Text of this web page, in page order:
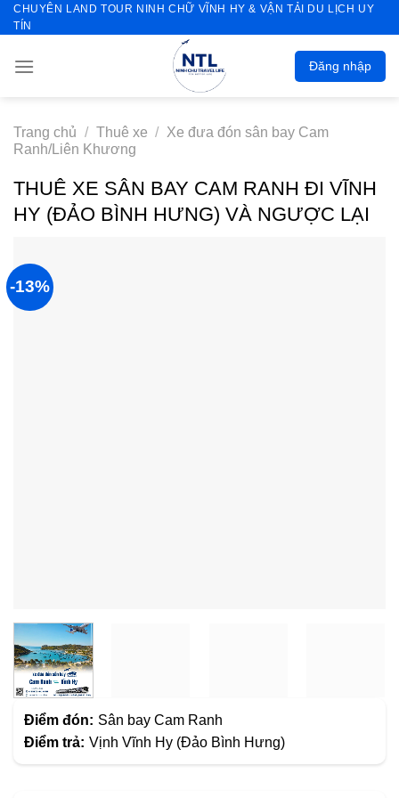
Skip
to
CHUYÊN LAND TOUR NINH CHỮ VĨNH HY & VẬN TẢI DU LỊCH UY
TÍN
Đăng nhập
Trang chủ / Thuê xe / Xe đưa đón sân bay Cam
Ranh/Liên Khương
THUÊ XE SÂN BAY CAM RANH ĐI VĨNH
HY (ĐẢO BÌNH HƯNG) VÀ NGƯỢC LẠI
-13%
Điểm đón: Sân bay Cam Ranh
Điểm trả: Vịnh Vĩnh Hy (Đảo Bình Hưng)